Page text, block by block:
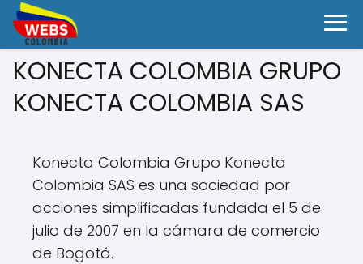
KONECTA COLOMBIA GRUPO
KONECTA COLOMBIA SAS
Konecta Colombia Grupo Konecta
Colombia SAS es una sociedad por
acciones simplificadas fundada el 5 de
julio de 2007 en la cámara de comercio
de Bogotá.